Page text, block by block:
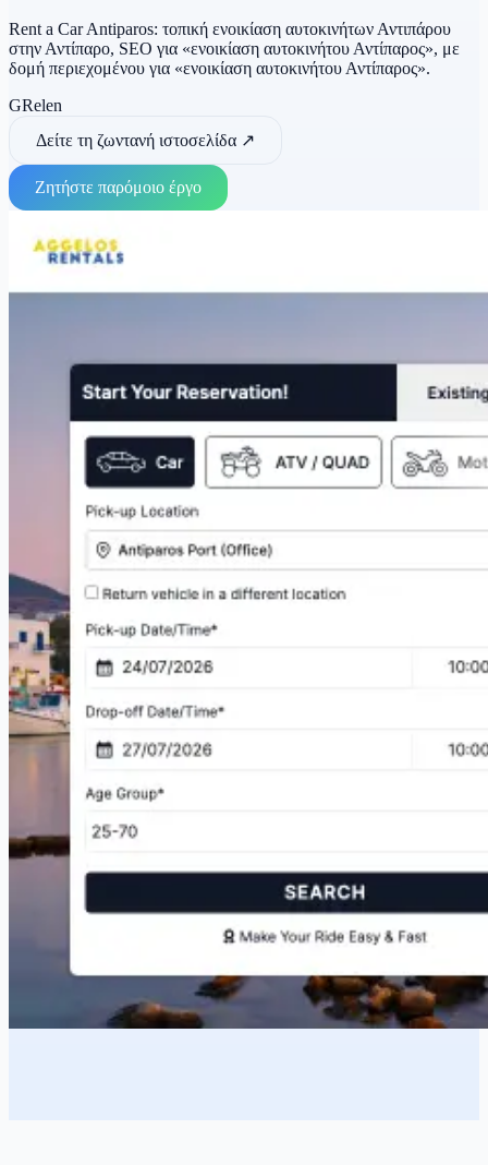
Rent a Car Antiparos: τοπική ενοικίαση αυτοκινήτων Αντιπάρου
στην Αντίπαρο, SEO για «ενοικίαση αυτοκινήτου Αντίπαρος», με
δομή περιεχομένου για «ενοικίαση αυτοκινήτου Αντίπαρος».
GRelen
Δείτε τη ζωντανή ιστοσελίδα ↗
Ζητήστε παρόμοιο έργο